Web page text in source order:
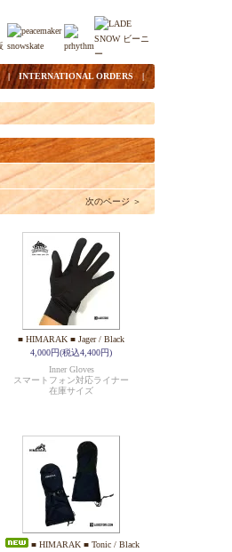
|INTERNATIONAL ORDERS |
次のページ ＞
■ HIMARAK ■ Jager / Black
4,000円(税込4,400円)
Inner Gloves
スマートフォン対応ライナー
在庫サイズ
■ HIMARAK ■ Tonic / Black